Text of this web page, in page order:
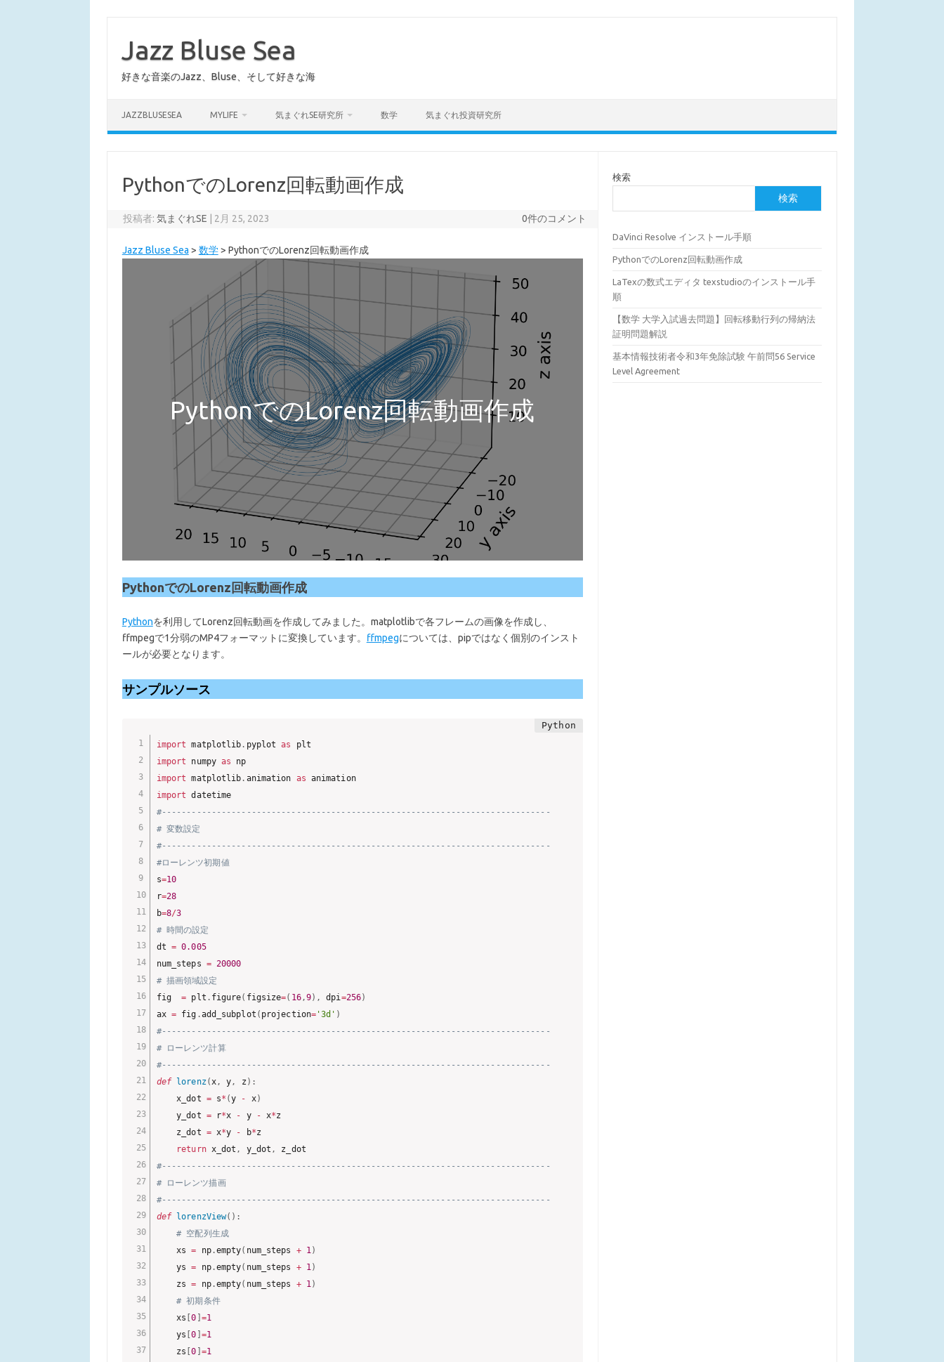
Jazz Bluse Sea
好きな音楽のJazz、Bluse、そして好きな海
JAZZBLUSESEA MYLIFE 気まぐれSE研究所 数学 気まぐれ投資研究所
PythonでのLorenz回転動画作成
投稿者:気まぐれSE 2月 25, 2023 0件のコメント
Jazz Bluse Sea > 数学> PythonでのLorenz回転動画作成
PythonでのLorenz回転動画作成
PythonでのLorenz回転動画作成
Pythonを利用してLorenz回転動画を作成してみました。matplotlibで各フレームの画像を作成し、
ffmpegで1分弱のMP4フォーマットに変換しています。 ffmpegについては、pipではなく個別のインスト
ールが必要となります。
サンプルソース
import matplotlib . pyplot as
import numpy as
import matplotlib . animation as
animation
import
#------------------------------------------------------------------------------
# 変数設定
#------------------------------------------------------------------------------
#ローレンツ初期値
s=10
r=28
b=8/3
# 時間の設定
dt = 0.005
num_steps = 20000
# 描画領域設定
fig = plt . figure( figsize=( 16,9) , dpi =256)
ax = fig .add_subplot ( projection= '3d' )
#------------------------------------------------------------------------------
# ローレンツ計算
#------------------------------------------------------------------------------
def lorenz( x , y , z ) :
    x_dot
= s* (y - x)
    y_dot
= r*x - y - x*z
    z_dot
= x*y - b*z
return x_dot , y_dot ,
#------------------------------------------------------------------------------
# ローレンツ描画
#------------------------------------------------------------------------------
def lorenzView( ) :
# 空配列生成
    xs
= np.empty( num_steps + 1 )
    ys
= np.empty( num_steps + 1 )
    zs
= np.empty( num_steps + 1 )
# 初期条件
    xs
[0 ] =1
    ys
[0 ] =1
    zs
[0 ] =1
検索
検索
DaVinci Resolve インストール手順
PythonでのLorenz回転動画作成
LaTexの数式エディタ texstudioのインストール手
順
【数学 大学入試過去問題】回転移動行列の帰納法
証明問題解説
基本情報技術者令和3年免除試験 午前問56 Service
Level Agreement